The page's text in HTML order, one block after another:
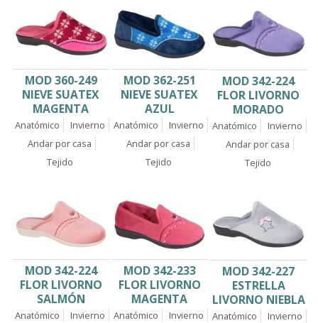
MOD 360-249
NIEVE SUATEX
MAGENTA
Anatómico
Invierno
Andar por casa
Tejido
MOD 362-251
NIEVE SUATEX
AZUL
Anatómico
Invierno
Andar por casa
Tejido
MOD 342-224
FLOR LIVORNO
MORADO
Anatómico
Invierno
Andar por casa
Tejido
MOD 342-224
FLOR LIVORNO
SALMÓN
Anatómico
Invierno
MOD 342-233
FLOR LIVORNO
MAGENTA
Anatómico
Invierno
MOD 342-227
ESTRELLA
LIVORNO NIEBLA
Anatómico
Invierno